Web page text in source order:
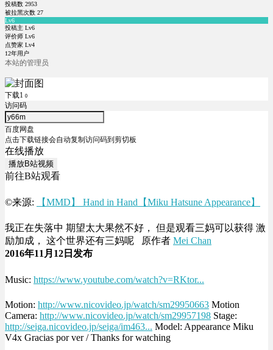
投稿数 2953
被拉黑次数 27
Lv6
投稿主 Lv6
评价师 Lv6
点赞家 Lv4
12年用户
本站的管理员
下载1 0
访问码
百度网盘
点击下载链接会自动复制访问码到剪切板
在线播放
播放B站视频
前往B站观看
©来源: 【MMD】 Hand in Hand【Miku Hatsune Appearance】
我正在失落中 期望太大果然不好， 但是观看三妈可以获得 激
励加成， 这个世界还有三妈呢 原作者 Mei Chan
2016年11月12日发布
Music: https://www.youtube.com/watch?v=RKtor...
Motion: http://www.nicovideo.jp/watch/sm29950663 Motion
Camera: http://www.nicovideo.jp/watch/sm29957198 Stage:
http://seiga.nicovideo.jp/seiga/im463... Model: Appearance Miku
V4x Gracias por ver / Thanks for watching